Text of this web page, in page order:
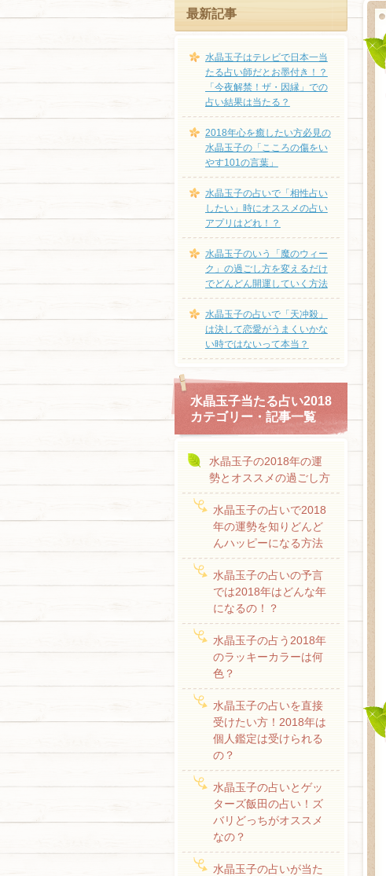
最新記事
水晶玉子はテレビで日本一当
たる占い師だとお墨付き！？
「今夜解禁！ザ・因縁」での
占い結果は当たる？
2018年心を癒したい方必見の
水晶玉子の「こころの傷をい
やす101の言葉」
水晶玉子の占いで「相性占い
したい」時にオススメの占い
アプリはどれ！？
水晶玉子のいう「魔のウィー
ク」の過ごし方を変えるだけ
でどんどん開運していく方法
水晶玉子の占いで「天冲殺」
は決して恋愛がうまくいかな
い時ではないって本当？
水晶玉子当たる占い2018
カテゴリー・記事一覧
水晶玉子の2018年の運
勢とオススメの過ごし方
水晶玉子の占いで2018
年の運勢を知りどんど
んハッピーになる方法
水晶玉子の占いの予言
では2018年はどんな年
になるの！？
水晶玉子の占う2018年
のラッキーカラーは何
色？
水晶玉子の占いを直接
受けたい方！2018年は
個人鑑定は受けられる
の？
水晶玉子の占いとゲッ
ターズ飯田の占い！ズ
バリどっちがオススメ
なの？
水晶玉子の占いが当た